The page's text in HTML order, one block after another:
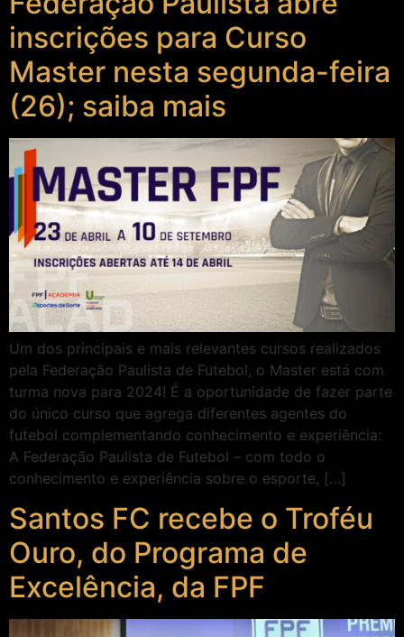
inscrições para Curso
Master nesta segunda-feira
(26); saiba mais
Um dos principais e mais relevantes cursos realizados
pela Federação Paulista de Futebol, o Master está com
turma nova para 2024! É a oportunidade de fazer parte
do único curso que agrega diferentes agentes do
futebol complementando conhecimento e experiência:
A Federação Paulista de Futebol – com todo o
conhecimento e experiência sobre o esporte, […]
Santos FC recebe o Troféu
Ouro, do Programa de
Excelência, da FPF